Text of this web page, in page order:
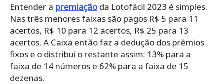
Entender a premiaçãoda Lotofácil 2023 é simples.
Nas três menores faixas são pagos R$ 5 para 11
acertos, R$ 10 para 12 acertos, R$ 25 para 13
acertos. A Caixa então faz a dedução dos prêmios
fixos e o distribui o restante assim: 13% para a
faixa de 14 números e 62% para a faixa de 15
dezenas.